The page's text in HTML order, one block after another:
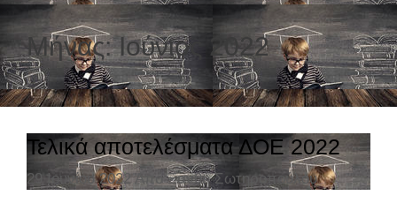
Μήνας: Ιούνιος 2022
Τελικά αποτελέσματα ΔΟΕ 2022
29 Ιουνίου 2022 ΑπόΞανθή Σωτηροπούλου